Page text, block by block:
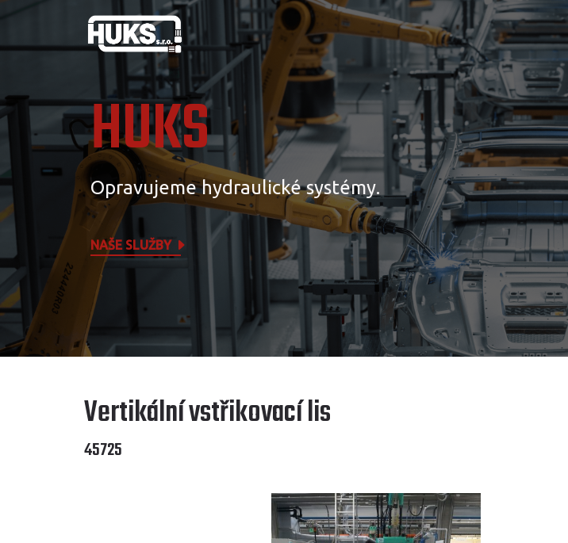
HUKS
Opravujeme hydraulické systémy.
NAŠE SLUŽBY
Vertikální vstřikovací lis
45725